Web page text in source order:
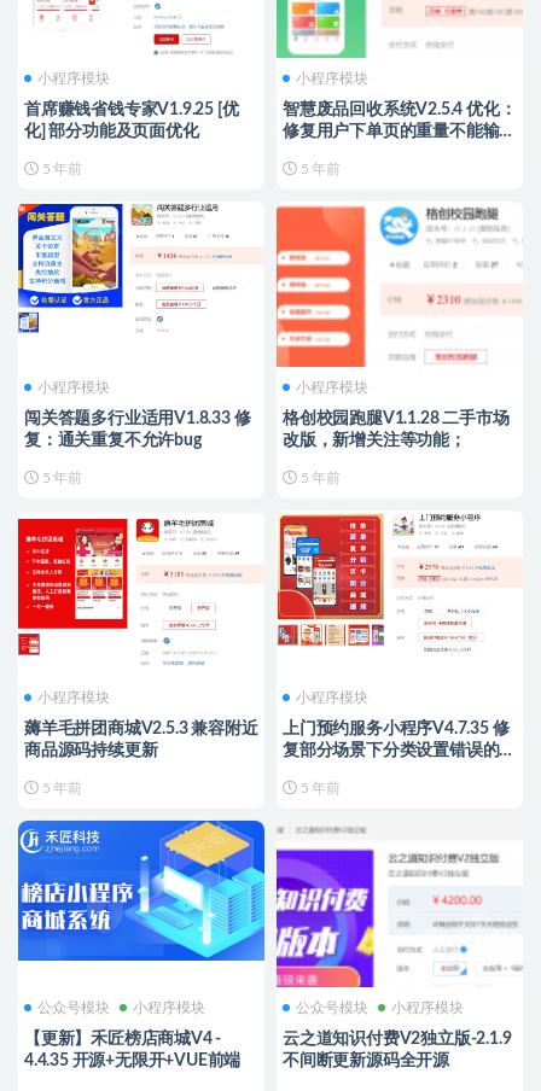
小程序模块
首席赚钱省钱专家V1.9.25 [优
化] 部分功能及页面优化
5 年前
小程序模块
智慧废品回收系统V2.5.4 优化：
修复用户下单页的重量不能输入
5 年前
小程序模块
闯关答题多行业适用V1.8.33 修
复：通关重复不允许bug
5 年前
小程序模块
格创校园跑腿V1.1.28 二手市场
改版，新增关注等功能；
5 年前
小程序模块
薅羊毛拼团商城V2.5.3 兼容附近
商品源码持续更新
5 年前
小程序模块
上门预约服务小程序V4.7.35 修
复部分场景下分类设置错误的问
5 年前
公众号模块 小程序模块
【更新】禾匠榜店商城V4 -
4.4.35 开源+无限开+VUE前端
公众号模块 小程序模块
云之道知识付费V2独立版-2.1.9
不间断更新源码全开源